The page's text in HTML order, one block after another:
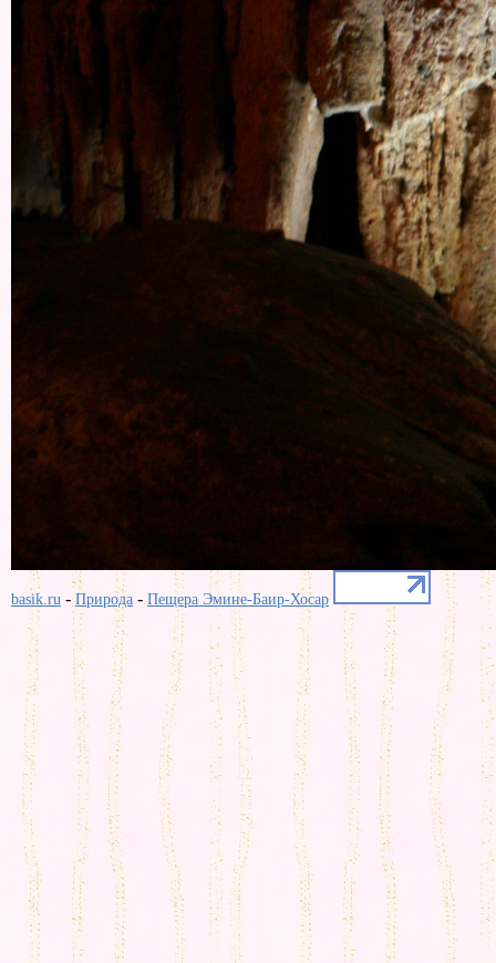
basik.ru -Природа - Пещера Эмине-Баир-Хосар